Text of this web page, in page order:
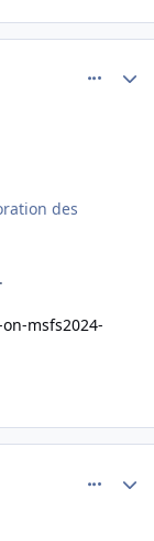
des
msfs2024-